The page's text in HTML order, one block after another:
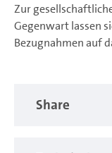
Zur
Gegenwart lassen
Bezugnahmen auf
feststellen. In
Todesverfallenheit
Share